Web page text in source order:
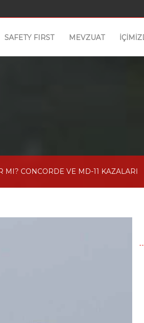
SAFETY FIRST MEVZUAT
MI? CONCORDE VE MD-11 KAZALARI